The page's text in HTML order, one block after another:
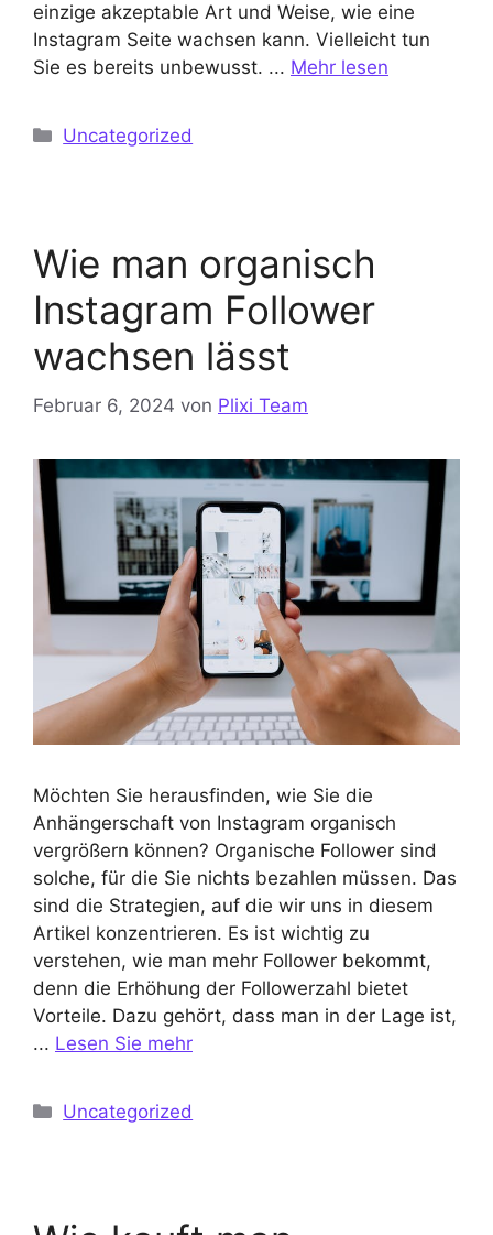
einzige akzeptable Art und Weise, wie eine
Instagram Seite wachsen kann. Vielleicht tun
Sie es bereits unbewusst. ... Mehr lesen
Kategorien
Uncategorized
Wie man organisch
Instagram Follower
wachsen lässt
Februar 6, 2024 von Plixi Team
Möchten Sie herausfinden, wie Sie die
Anhängerschaft von Instagram organisch
vergrößern können? Organische Follower sind
solche, für die Sie nichts bezahlen müssen. Das
sind die Strategien, auf die wir uns in diesem
Artikel konzentrieren. Es ist wichtig zu
verstehen, wie man mehr Follower bekommt,
denn die Erhöhung der Followerzahl bietet
Vorteile. Dazu gehört, dass man in der Lage ist,
... Lesen Sie mehr
Kategorien
Uncategorized